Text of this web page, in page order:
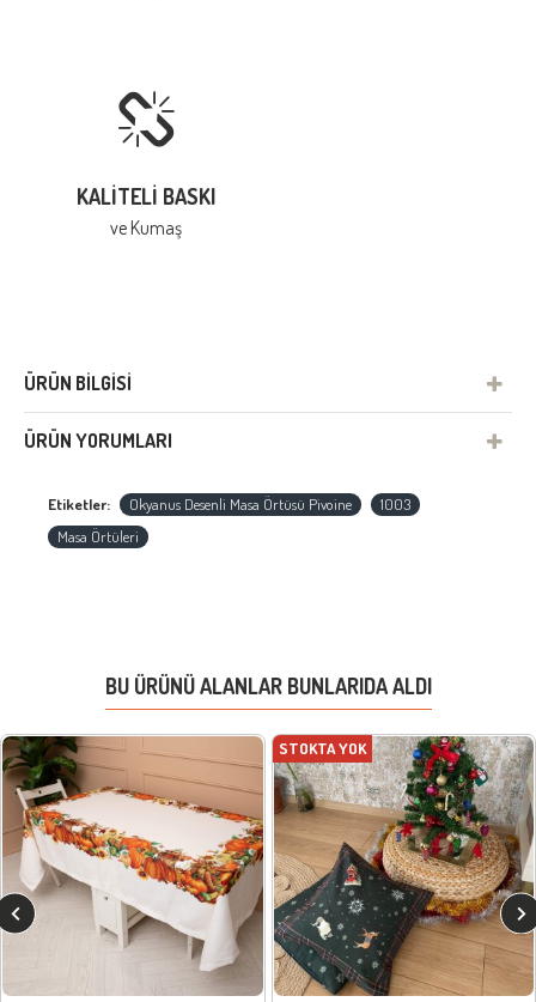
KALITELI BASKI
ve Kumaş
ÜRÜN BILGISI
ÜRÜN YORUMLARI
Etiketler: Okyanus Desenli Masa Örtüsü Pivoine
1003
Masa Örtüleri
BU ÜRÜNÜ ALANLAR BUNLARIDA ALDI
STOKTA YOK